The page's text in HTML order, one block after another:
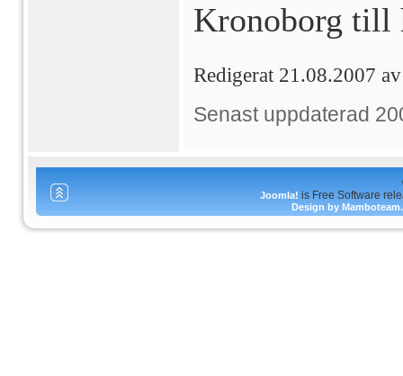
Kronoborg till
Redigerat 21.08.2007
Senast uppdaterad
Joomla! is Free Software
Design by